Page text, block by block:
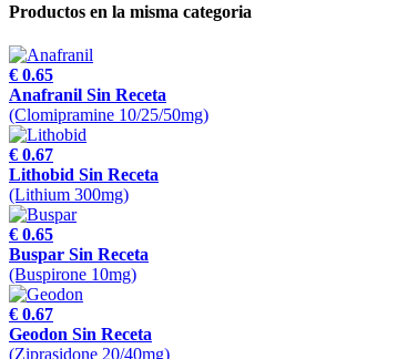
Productos en la misma categoria
€ 0.65
Anafranil Sin Receta
(Clomipramine 10/25/50mg)
€ 0.67
Lithobid Sin Receta
(Lithium 300mg)
€ 0.65
Buspar Sin Receta
(Buspirone 10mg)
€ 0.67
Geodon Sin Receta
(Ziprasidone 20/40mg)